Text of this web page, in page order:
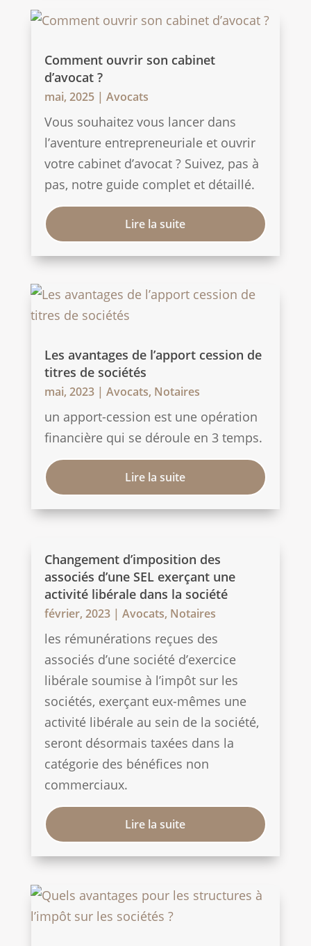
Comment ouvrir son cabinet
d’avocat ?
mai, 2025| Avocats
Vous souhaitez vous lancer dans
l’aventure entrepreneuriale et ouvrir
votre cabinet d’avocat ? Suivez, pas à
pas, notre guide complet et détaillé.
Lire la suite
Les avantages de l’apport cession de
titres de sociétés
mai, 2023| Avocats, Notaires
un apport-cession est une opération
financière qui se déroule en 3 temps.
Lire la suite
Changement d’imposition des
associés d’une SEL exerçant une
activité libérale dans la société
février, 2023| Avocats, Notaires
les rémunérations reçues des
associés d’une société d’exercice
libérale soumise à l’impôt sur les
sociétés, exerçant eux-mêmes une
activité libérale au sein de la société,
seront désormais taxées dans la
catégorie des bénéfices non
commerciaux.
Lire la suite